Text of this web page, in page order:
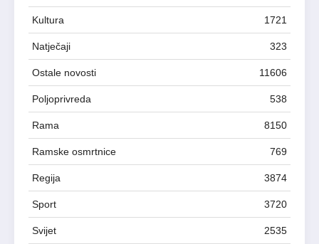
Kultura 1721
Natječaji 323
Ostale novosti 11606
Poljoprivreda 538
Rama 8150
Ramske osmrtnice 769
Regija 3874
Sport 3720
Svijet 2535